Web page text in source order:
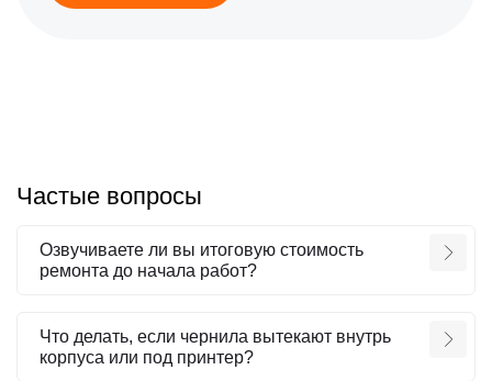
Частые вопросы
Озвучиваете ли вы итоговую стоимость
ремонта до начала работ?
Что делать, если чернила вытекают внутрь
корпуса или под принтер?